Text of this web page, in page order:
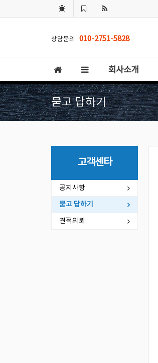
상담문의 010-2751-5828
회사소개
묻고 답하기
고객센타
공지사항
묻고 답하기
견적의뢰